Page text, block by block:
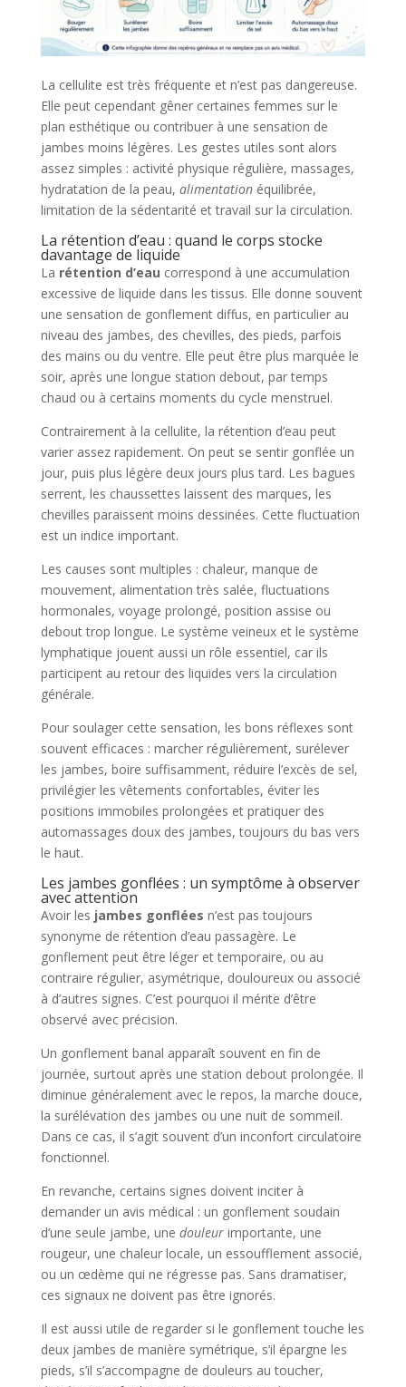
La cellulite est très fréquente et n’est pas dangereuse.
Elle peut cependant gêner certaines femmes sur le
plan esthétique ou contribuer à une sensation de
jambes moins légères. Les gestes utiles sont alors
assez simples : activité physique régulière, massages,
hydratation de la peau, alimentationéquilibrée,
limitation de la sédentarité et travail sur la circulation.
La rétention d’eau : quand le corps stocke
davantage de liquide
La rétention d’eau correspond à une accumulation
excessive de liquide dans les tissus. Elle donne souvent
une sensation de gonflement diffus, en particulier au
niveau des jambes, des chevilles, des pieds, parfois
des mains ou du ventre. Elle peut être plus marquée le
soir, après une longue station debout, par temps
chaud ou à certains moments du cycle menstruel.
Contrairement à la cellulite, la rétention d’eau peut
varier assez rapidement. On peut se sentir gonflée un
jour, puis plus légère deux jours plus tard. Les bagues
serrent, les chaussettes laissent des marques, les
chevilles paraissent moins dessinées. Cette fluctuation
est un indice important.
Les causes sont multiples : chaleur, manque de
mouvement, alimentation très salée, fluctuations
hormonales, voyage prolongé, position assise ou
debout trop longue. Le système veineux et le système
lymphatique jouent aussi un rôle essentiel, car ils
participent au retour des liquides vers la circulation
générale.
Pour soulager cette sensation, les bons réflexes sont
souvent efficaces : marcher régulièrement, surélever
les jambes, boire suffisamment, réduire l’excès de sel,
privilégier les vêtements confortables, éviter les
positions immobiles prolongées et pratiquer des
automassages doux des jambes, toujours du bas vers
le haut.
Les jambes gonflées : un symptôme à observer
avec attention
Avoir les jambes gonflées n’est pas toujours
synonyme de rétention d’eau passagère. Le
gonflement peut être léger et temporaire, ou au
contraire régulier, asymétrique, douloureux ou associé
à d’autres signes. C’est pourquoi il mérite d’être
observé avec précision.
Un gonflement banal apparaît souvent en fin de
journée, surtout après une station debout prolongée. Il
diminue généralement avec le repos, la marche douce,
la surélévation des jambes ou une nuit de sommeil.
Dans ce cas, il s’agit souvent d’un inconfort circulatoire
fonctionnel.
En revanche, certains signes doivent inciter à
demander un avis médical : un gonflement soudain
d’une seule jambe, une douleurimportante, une
rougeur, une chaleur locale, un essoufflement associé,
ou un œdème qui ne régresse pas. Sans dramatiser,
ces signaux ne doivent pas être ignorés.
Il est aussi utile de regarder si le gonflement touche les
deux jambes de manière symétrique, s’il épargne les
pieds, s’il s’accompagne de douleurs au toucher,